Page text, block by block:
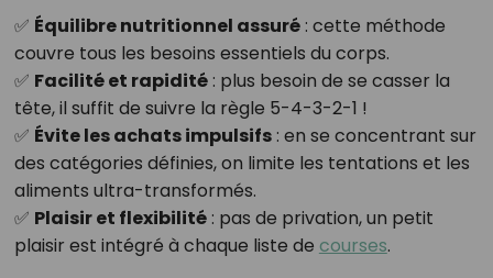
✅ Équilibre nutritionnel assuré: cette méthode
couvre tous les besoins essentiels du corps.
✅ Facilité et rapidité: plus besoin de se casser la
tête, il suffit de suivre la règle 5-4-3-2-1 !
✅ Évite les achats impulsifs: en se concentrant sur
des catégories définies, on limite les tentations et les
aliments ultra-transformés.
✅ Plaisir et flexibilité: pas de privation, un petit
plaisir est intégré à chaque liste de courses.